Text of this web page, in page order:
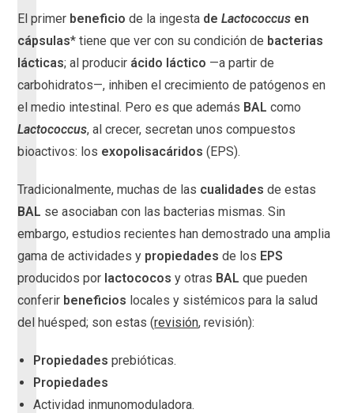
El primer beneficio de la ingesta deLactococcus en
cápsulas* tiene que ver con su condición de bacterias
lácticas; al producir ácido láctico —a partir de
carbohidratos—, inhiben el crecimiento de patógenos en
el medio intestinal. Pero es que además BAL como
Lactococcus, al crecer, secretan unos compuestos
bioactivos: los exopolisacáridos (EPS).
Tradicionalmente, muchas de las cualidadesde estas
BAL se asociaban con las bacterias mismas. Sin
embargo, estudios recientes han demostrado una amplia
gama de actividades y propiedadesde los EPS
producidos por lactococos y otras BAL que pueden
conferir beneficios locales y sistémicos para la salud
del huésped; son estas (revisión, revisión):
Propiedades prebióticas.
Propiedades
Actividad inmunomoduladora.